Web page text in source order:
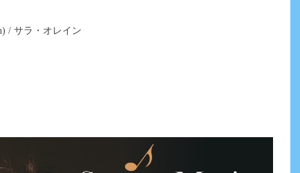
/ サラ・オレイン